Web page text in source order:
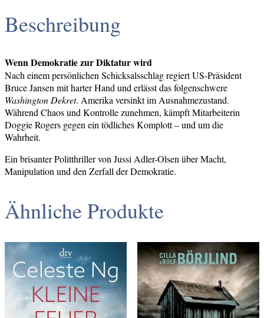
Beschreibung
Wenn Demokratie zur Diktatur wird
Nach einem persönlichen Schicksalsschlag regiert US-Präsident
Bruce Jansen mit harter Hand und erlässt das folgenschwere
Washington Dekret. Amerika versinkt im Ausnahmezustand.
Während Chaos und Kontrolle zunehmen, kämpft Mitarbeiterin
Doggie Rogers gegen ein tödliches Komplott – und um die
Wahrheit.
Ein brisanter Politthriller von Jussi Adler-Olsen über Macht,
Manipulation und den Zerfall der Demokratie.
Ähnliche Produkte